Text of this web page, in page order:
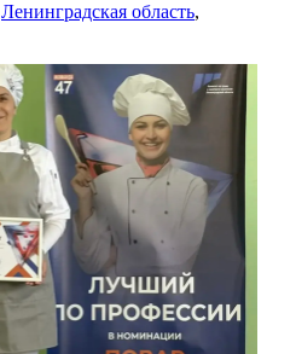
Ленинградская область,